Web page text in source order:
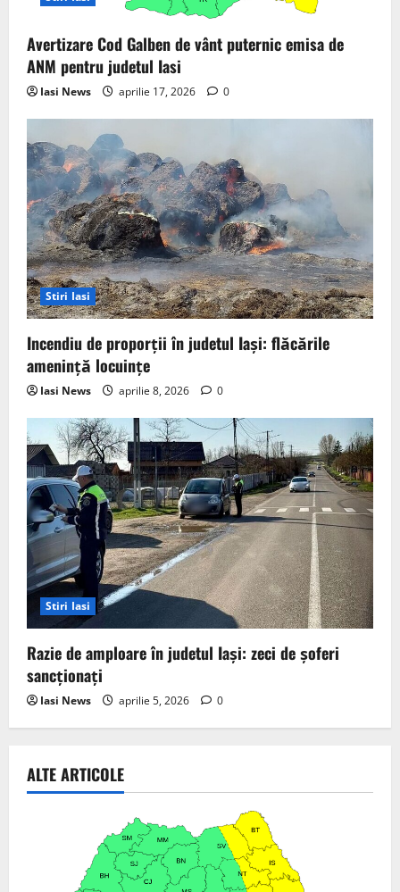
Avertizare Cod Galben de vânt puternic emisa de
ANM pentru judetul Iasi
Iasi News aprilie 17, 2026 0
Stiri Iasi
Incendiu de proporții în judetul Iași: flăcările
amenință locuințe
Iasi News aprilie 8, 2026 0
Stiri Iasi
Razie de amploare în judetul Iași: zeci de șoferi
sancționați
Iasi News aprilie 5, 2026 0
ALTE ARTICOLE